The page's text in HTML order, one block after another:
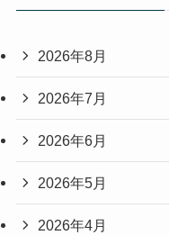
2026年8月
2026年7月
2026年6月
2026年5月
2026年4月